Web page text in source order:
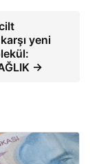
yeni
→